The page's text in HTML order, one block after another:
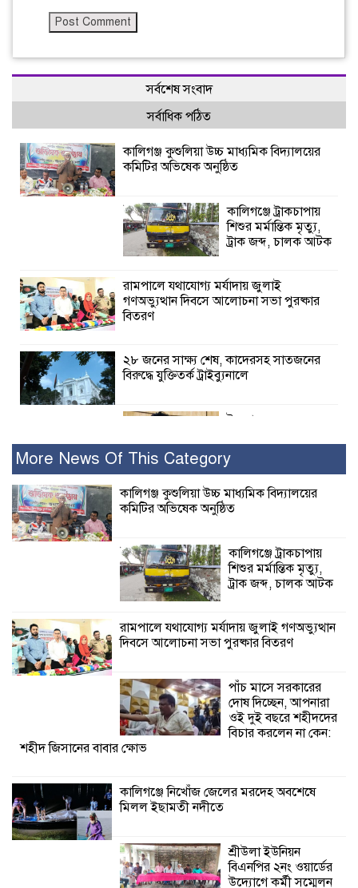
সর্বশেষ সংবাদ
সর্বাধিক পঠিত
কালিগঞ্জ কুশুলিয়া উচ্চ মাধ্যমিক বিদ্যালয়ের
কমিটির অভিষেক অনুষ্ঠিত
কালিগঞ্জে ট্রাকচাপায়
শিশুর মর্মান্তিক মৃত্যু,
ট্রাক জব্দ, চালক আটক
রামপালে যথাযোগ্য মর্যাদায় জুলাই
গণঅভ্যুত্থান দিবসে আলোচনা সভা পুরষ্কার
বিতরণ
২৮ জনের সাক্ষ্য শেষ, কাদেরসহ সাতজনের
বিরুদ্ধে যুক্তিতর্ক ট্রাইব্যুনালে
ইসলামের সবচেয়ে
নুর
পাঁচ মাসে সরকারের দোষ দিচ্ছেন, আপনারা
কালিগঞ্জে নিখোঁজ জেলের মরদেহ অবশেষে
মিলল ইছামতী নদীতে
শ্রীউলা ইউনিয়ন
অনুষ্ঠিত
শ্যামনগরে জলবায়ু সহনশীল জনগোষ্ঠী গঠনে
প্রকল্পের অংশগ্রহণমূলক শিখন ও অভিজ্ঞতা
শ্যামনগরে বনবিভাগ ও সিএমসির সাথে
More News Of This Category
কালিগঞ্জ কুশুলিয়া উচ্চ মাধ্যমিক বিদ্যালয়ের
কমিটির অভিষেক অনুষ্ঠিত
কালিগঞ্জে ট্রাকচাপায়
শিশুর মর্মান্তিক মৃত্যু,
ট্রাক জব্দ, চালক আটক
রামপালে যথাযোগ্য মর্যাদায় জুলাই গণঅভ্যুত্থান
দিবসে আলোচনা সভা পুরষ্কার বিতরণ
পাঁচ মাসে সরকারের
দোষ দিচ্ছেন, আপনারা
ওই দুই বছরে শহীদদের
বিচার করলেন না কেন:
শহীদ জিসানের বাবার ক্ষোভ
কালিগঞ্জে নিখোঁজ জেলের মরদেহ অবশেষে
মিলল ইছামতী নদীতে
শ্রীউলা ইউনিয়ন
বিএনপির ২নং ওয়ার্ডের
উদ্যোগে কর্মী সম্মেলন